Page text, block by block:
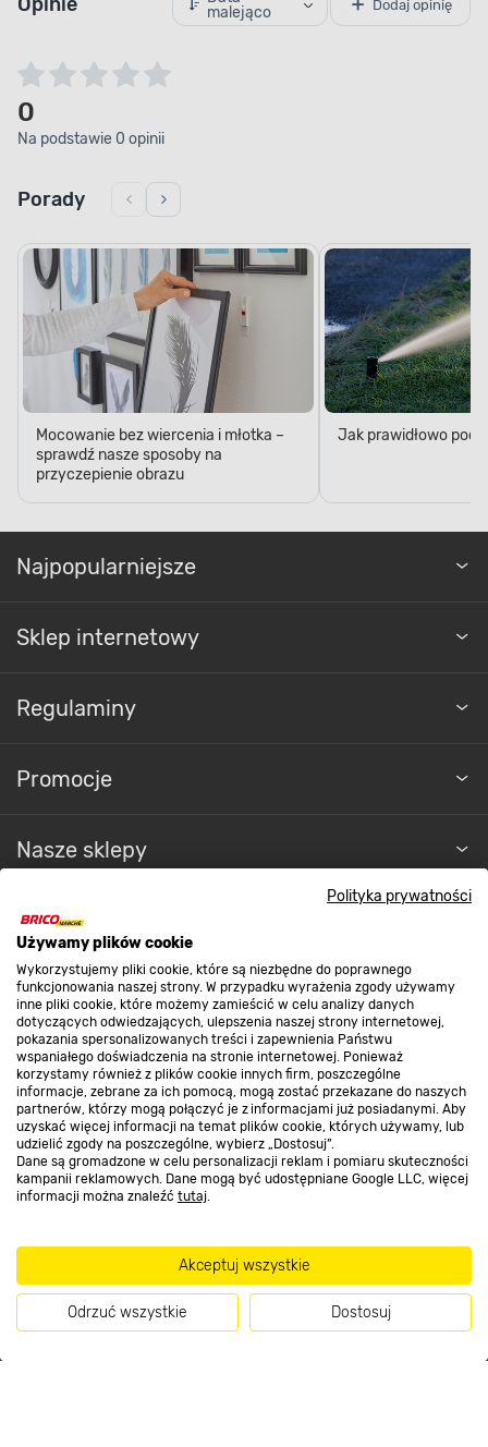
Polityka prywatności
Używamy plików cookie
Wykorzystujemy pliki cookie, które są niezbędne do poprawnego
funkcjonowania naszej strony. W przypadku wyrażenia zgody używamy
inne pliki cookie, które możemy zamieścić w celu analizy danych
dotyczących odwiedzających, ulepszenia naszej strony internetowej,
pokazania spersonalizowanych treści i zapewnienia Państwu
wspaniałego doświadczenia na stronie internetowej. Ponieważ
korzystamy również z plików cookie innych firm, poszczególne
informacje, zebrane za ich pomocą, mogą zostać przekazane do naszych
partnerów, którzy mogą połączyć je z informacjami już posiadanymi. Aby
uzyskać więcej informacji na temat plików cookie, których używamy, lub
udzielić zgody na poszczególne, wybierz „Dostosuj”.
Dane są gromadzone w celu personalizacji reklam i pomiaru skuteczności
kampanii reklamowych. Dane mogą być udostępniane Google LLC, więcej
informacji można znaleźć tutaj.
Akceptuj wszystkie
Odrzuć wszystkie Dostosuj
malejąco
Dodaj opinię
0
Na podstawie 0 opinii
Porady
Mocowanie bez wiercenia i młotka –
sprawdź nasze sposoby na
przyczepienie obrazu
Jak prawidłowo
Najpopularniejsze
Sklep internetowy
Regulaminy
Promocje
Nasze sklepy
O nas
Kontakt do sklepu
Strefa biznesu
Dołącz do nas